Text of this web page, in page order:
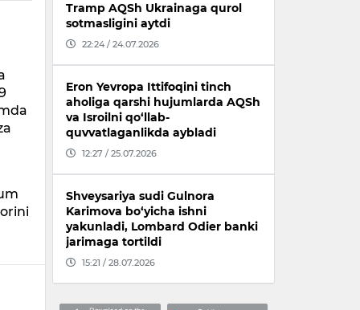
Tramp AQSh Ukrainaga qurol
sotmasligini aytdi
22:24 / 24.07.2026
Eron Yevropa Ittifoqini tinch
aholiga qarshi hujumlarda AQSh
va Isroilni qo‘llab-
quvvatlaganlikda aybladi
12:27 / 25.07.2026
Shveysariya sudi Gulnora
Karimova bo‘yicha ishni
yakunladi, Lombard Odier banki
jarimaga tortildi
15:21 / 28.07.2026